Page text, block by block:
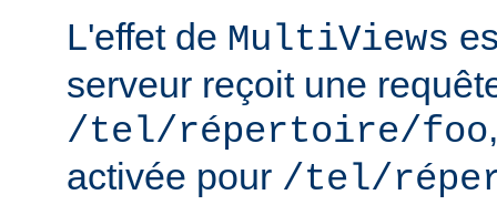
L'effet de MultiViews
serveur reçoit une
/tel/répertoire/foo
activée pour /tel/